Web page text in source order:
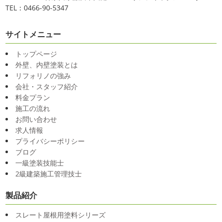
TEL：0466-90-5347
サイトメニュー
トップページ
外壁、内壁塗装とは
リフォリノの強み
会社・スタッフ紹介
料金プラン
施工の流れ
お問い合わせ
求人情報
プライバシーポリシー
ブログ
一級塗装技能士
2級建築施工管理技士
製品紹介
スレート屋根用塗料シリーズ